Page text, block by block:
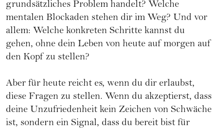
grundsätzliches Problem handelt? Welche
mentalen Blockaden stehen dir im Weg? Und vor
allem: Welche konkreten Schritte kannst du
gehen, ohne dein Leben von heute auf morgen auf
den Kopf zu stellen?
Aber für heute reicht es, wenn du dir erlaubst,
diese Fragen zu stellen. Wenn du akzeptierst, dass
deine Unzufriedenheit kein Zeichen von Schwäche
ist, sondern ein Signal, dass du bereit bist für